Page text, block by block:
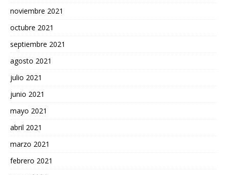
noviembre 2021
octubre 2021
septiembre 2021
agosto 2021
julio 2021
junio 2021
mayo 2021
abril 2021
marzo 2021
febrero 2021